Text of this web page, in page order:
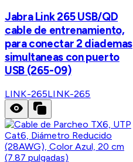
Jabra Link 265 USB/QD
cable de entrenamiento,
para conectar 2 diademas
simultaneas con puerto
USB (265-09)
LINK-265LINK-265